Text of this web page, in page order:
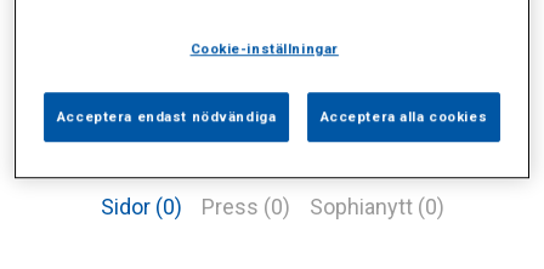
Sidor (0) Press (0) Sophianytt (0)
Cookie-inställningar
Acceptera endast nödvändiga Acceptera alla cookies